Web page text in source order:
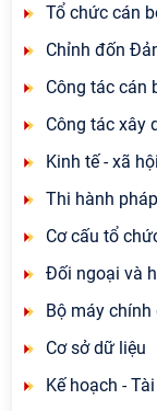
Tổ chức cán
Chỉnh đốn
Công tác cán
Công tác xây
Kinh tế - xã hội
Thi hành
Cơ cấu tổ
Đối ngoại và
Bộ máy chính
Cơ sở dữ liệu
Kế hoạch -